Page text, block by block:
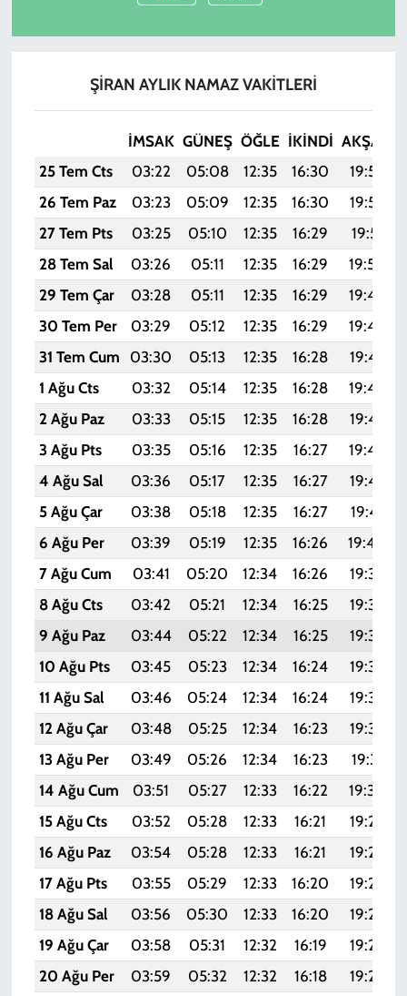
ŞİRAN AYLIK NAMAZ VAKITLERI
İMSAK GÜNEŞ ÖĞLE İKINDI AKŞAM
25 Tem Cts
03:22 05:08 12:35 16:30
19:52
26 Tem Paz
03:23 05:09 12:35 16:30 19:52
27 Tem Pts
03:25 05:10 12:35 16:29 19:51
28 Tem Sal
03:26 05:11 12:35 16:29 19:50
29 Tem Çar
03:28 05:11 12:35 16:29 19:49
30 Tem Per
03:29 05:12 12:35 16:29 19:48
31 Tem Cum
03:30 05:13 12:35 16:28 19:47
1 Ağu Cts
03:32 05:14 12:35 16:28
19:46
2 Ağu Paz
03:33 05:15 12:35 16:28 19:45
3 Ağu Pts
03:35 05:16 12:35 16:27 19:44
4 Ağu Sal
03:36 05:17 12:35 16:27 19:42
5 Ağu Çar
03:38 05:18 12:35 16:27 19:41
6 Ağu Per
03:39 05:19 12:35 16:26
19:40
7 Ağu Cum
03:41 05:20 12:34 16:26
19:39
8 Ağu Cts
03:42 05:21 12:34 16:25 19:38
9 Ağu Paz
03:44 05:22 12:34 16:25 19:37
10 Ağu Pts
03:45 05:23 12:34 16:24 19:35
11 Ağu Sal
03:46 05:24 12:34 16:24 19:34
12 Ağu Çar
03:48 05:25 12:34 16:23 19:33
13 Ağu Per
03:49 05:26 12:34 16:23 19:31
14 Ağu Cum
03:51 05:27 12:33 16:22 19:30
15 Ağu Cts
03:52 05:28 12:33 16:21 19:29
16 Ağu Paz
03:54 05:28 12:33 16:21 19:27
17 Ağu Pts
03:55 05:29 12:33 16:20 19:26
18 Ağu Sal
03:56 05:30 12:33 16:20 19:25
19 Ağu Çar
03:58 05:31 12:32 16:19 19:23
20 Ağu Per
03:59 05:32 12:32 16:18 19:22